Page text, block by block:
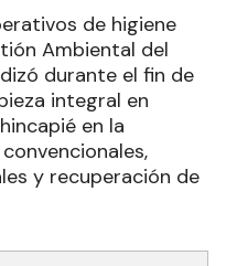
de higiene
Ambiental del
durante el fin de
integral en
en la
y recuperación de